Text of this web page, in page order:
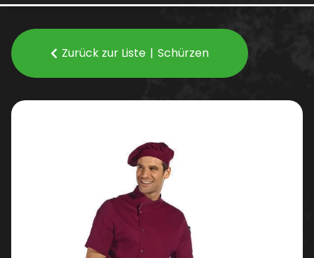
Zurück zur Liste Schürzen